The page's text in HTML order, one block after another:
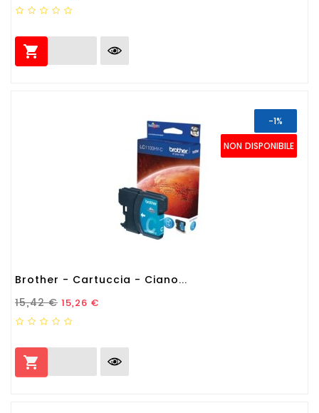

NON DISPONIBILE
-1%
Brother - Cartuccia - Ciano...
Prezzo Standard
15,42 € Prezzo
15,26 €
